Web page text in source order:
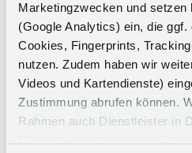
Marketingzwecken und setzen
(Google Analytics) ein, die ggf.
Cookies, Fingerprints,
nutzen. Zudem haben wir
Videos und Kartendienste)
Zustimmung abrufen können.
Rahmen auch Dienstleister in